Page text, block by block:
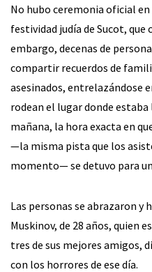
No hubo ceremonia oficial
festividad judía de Sucot, que
embargo, decenas de
compartir recuerdos de
asesinados, entrelazándose
rodean el lugar donde estaba
mañana, la hora exacta en
—la misma pista que los
momento— se detuvo para
Las personas se abrazaron y
Muskinov, de 28 años, quien
tres de sus mejores amigos,
con los horrores de ese día.